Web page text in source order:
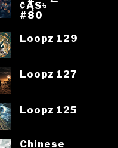
₡ĄS৳
#80
Loopz 129
Loopz 127
Loopz 125
Chinese